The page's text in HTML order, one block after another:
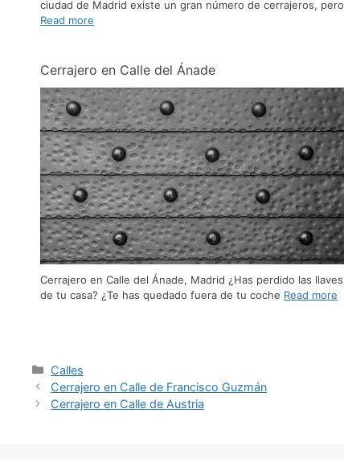
ciudad de Madrid existe un gran número de cerrajeros, pero
Read more
Cerrajero en Calle del Ánade
Cerrajero en Calle del Ánade, Madrid ¿Has perdido las llaves
de tu casa? ¿Te has quedado fuera de tu coche Read more
Calles
Cerrajero en Calle de Francisco Guzmán
Cerrajero en Calle de Austria